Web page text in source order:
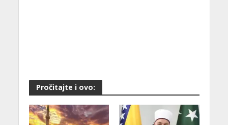
Pročitajte i ovo: